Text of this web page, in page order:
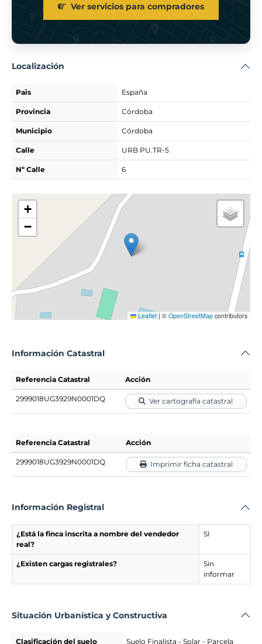
Ver servicios para compradores
Localización
Pais España
Provincia Córdoba
Municipio Córdoba
Calle URB PU.TR-5
Nº Calle 6
+
−
Leaflet | © OpenStreetMap contributors
Información Catastral
Referencia Catastral Acción
2999018UG3929N0001DQ Ver cartografía catastral
Referencia Catastral Acción
2999018UG3929N0001DQ Imprimir ficha catastral
Información Registral
¿Está la finca inscrita a nombre del vendedor
real?
SI
¿Existen cargas registrales?
Sin
informar
Situación Urbanística y Constructiva
Clasificación del suelo Suelo Finalista - Solar - Parcela